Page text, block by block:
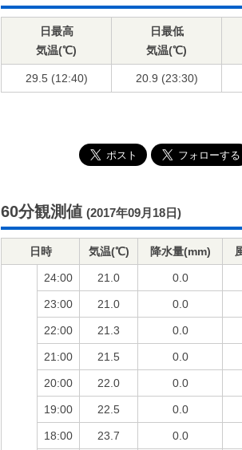
日最高
気温(℃)
日最低
気温(℃)
29.5 (12:40) 20.9 (23:30)
60分観測値 (2017年09月18日)
日時 気温(℃) 降水量(mm)
24:00 21.0 0.0
23:00 21.0 0.0
22:00 21.3 0.0
21:00 21.5 0.0
20:00 22.0 0.0
19:00 22.5 0.0
18:00 23.7 0.0